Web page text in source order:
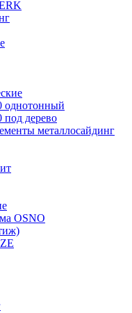
однотонный
под дерево
металлосайдинг
OSNO